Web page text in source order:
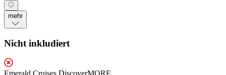
mehr
Nicht inkludiert